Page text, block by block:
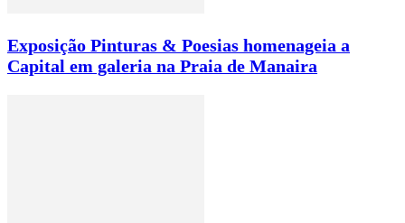
Exposição Pinturas & Poesias homenageia a
Capital em galeria na Praia de Manaira